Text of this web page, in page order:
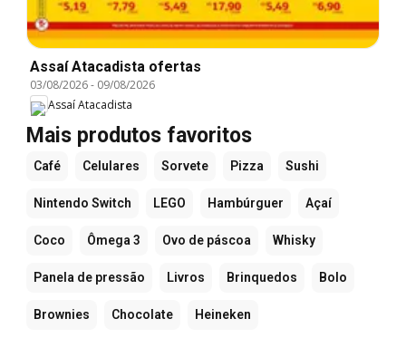
Assaí Atacadista ofertas
03/08/2026- 09/08/2026
Assaí Atacadista
Mais produtos favoritos
Café Celulares Sorvete Pizza Sushi
Nintendo Switch LEGO Hambúrguer Açaí
Coco Ômega 3 Ovo de páscoa Whisky
Panela de pressão Livros Brinquedos Bolo
Brownies Chocolate Heineken